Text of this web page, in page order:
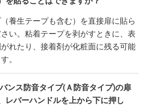
養生テープも含む）を直接扉に貼ら
い。粘着テープを剥がすときに、表
れたり、接着剤が化粧面に残る可能
。
ンス防音タイプ(Ａ防音タイプ)の扉
レバーハンドルを上から下に押し